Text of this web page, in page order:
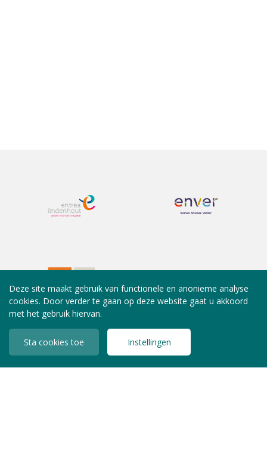
Deze site maakt gebruik van functionele en anonieme analyse
cookies. Door verder te gaan op deze website gaat u akkoord
met het gebruik hiervan.
Sta cookies toe Instellingen